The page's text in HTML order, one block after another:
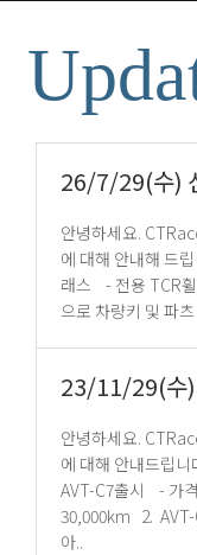
26/7/29(수)
안녕하세요. CTRacer 입니다. 금주 정기점검시 추가된 내역
에 대해 안내해 드립니다. 1. AVT-GT, 전용 파
래스 - 전용 TCR휠, TCR윙, TCR후드 출시 - AVT-GT 티켓
23/11/29(수)
안녕하세요. CTRacer 입니다. 금주 정기점검시 변경된내역
에 대해 안내드립니다. [변경 내역] 1. 신규 A클래
AVT-C7출시 - 가격 5,000,000 시티 - 주행거리 제한
30,000km 2. AVT-C7전용 파워업, 드레스업, 드라이빙업
아..